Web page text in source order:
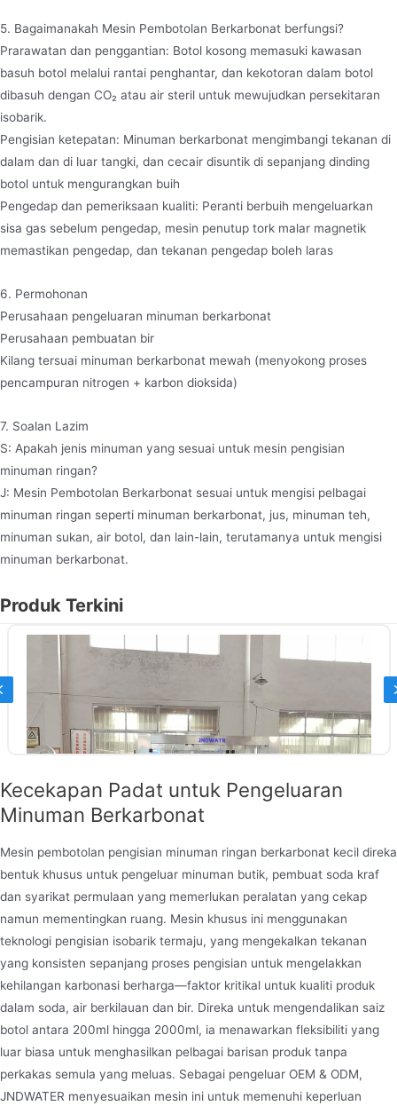
5. Bagaimanakah Mesin Pembotolan Berkarbonat berfungsi?
Prarawatan dan penggantian: Botol kosong memasuki kawasan
basuh botol melalui rantai penghantar, dan kekotoran dalam botol
dibasuh dengan CO₂ atau air steril untuk mewujudkan persekitaran
isobarik.
Pengisian ketepatan: Minuman berkarbonat mengimbangi tekanan di
dalam dan di luar tangki, dan cecair disuntik di sepanjang dinding
botol untuk mengurangkan buih
Pengedap dan pemeriksaan kualiti: Peranti berbuih mengeluarkan
sisa gas sebelum pengedap, mesin penutup tork malar magnetik
memastikan pengedap, dan tekanan pengedap boleh laras
6. Permohonan
Perusahaan pengeluaran minuman berkarbonat
Perusahaan pembuatan bir
Kilang tersuai minuman berkarbonat mewah (menyokong proses
pencampuran nitrogen + karbon dioksida)
7. Soalan Lazim
S: Apakah jenis minuman yang sesuai untuk mesin pengisian
minuman ringan?
J: Mesin Pembotolan Berkarbonat sesuai untuk mengisi pelbagai
minuman ringan seperti minuman berkarbonat, jus, minuman teh,
minuman sukan, air botol, dan lain-lain, terutamanya untuk mengisi
minuman berkarbonat.
Produk Terkini
Mesin Pengisian Minuman Ringan
Berkarbonat
Mesin pengisian minuman berkarbonat Jndwater
menggunakan teknologi pengisian isobarik dan
direka khas untuk pengeluaran minuman
berkarbonat. Mencapai pengisian minuman
berkarbonat, air soda, bir dan minuman
berkarbonat lain dari semua spesifikasi dari 200
hingga 2000ml
Previous
Kecekapan Padat untuk Pengeluaran
Minuman Berkarbonat
Mesin pembotolan pengisian minuman ringan berkarbonat kecil direka
bentuk khusus untuk pengeluar minuman butik, pembuat soda kraf
dan syarikat permulaan yang memerlukan peralatan yang cekap
namun mementingkan ruang. Mesin khusus ini menggunakan
teknologi pengisian isobarik termaju, yang mengekalkan tekanan
yang konsisten sepanjang proses pengisian untuk mengelakkan
kehilangan karbonasi berharga—faktor kritikal untuk kualiti produk
dalam soda, air berkilauan dan bir. Direka untuk mengendalikan saiz
botol antara 200ml hingga 2000ml, ia menawarkan fleksibiliti yang
luar biasa untuk menghasilkan pelbagai barisan produk tanpa
perkakas semula yang meluas. Sebagai pengeluar OEM & ODM,
JNDWATER menyesuaikan mesin ini untuk memenuhi keperluan